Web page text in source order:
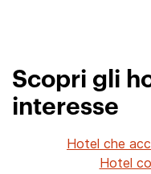
Scopri gli
interesse
Hotel che
Hotel